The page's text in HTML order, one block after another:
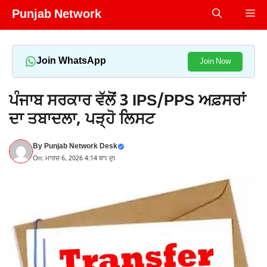
Skip
Punjab Network
Join WhatsApp Join Now
ਪੰਜਾਬ ਸਰਕਾਰ ਵੱਲੋਂ 3 IPS/PPS ਅਫ਼ਸਰਾਂ
ਦਾ ਤਬਾਦਲਾ, ਪੜ੍ਹੋ ਲਿਸਟ
ByPunjab Network Desk
On: ਮਾਰਚ 6, 2026 4:14 ਬਾਃ ਦੁਃ